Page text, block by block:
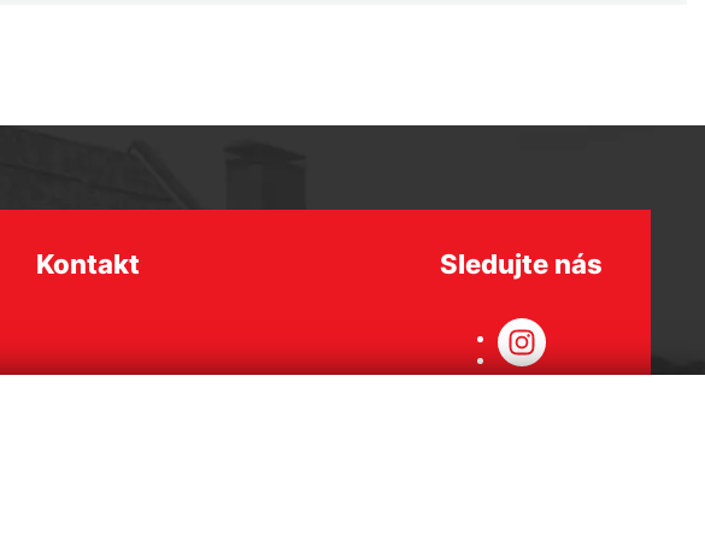
Kontakt Sledujte nás